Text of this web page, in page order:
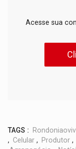
Acesse sua
TAGS :
, Celular , Produtor ,